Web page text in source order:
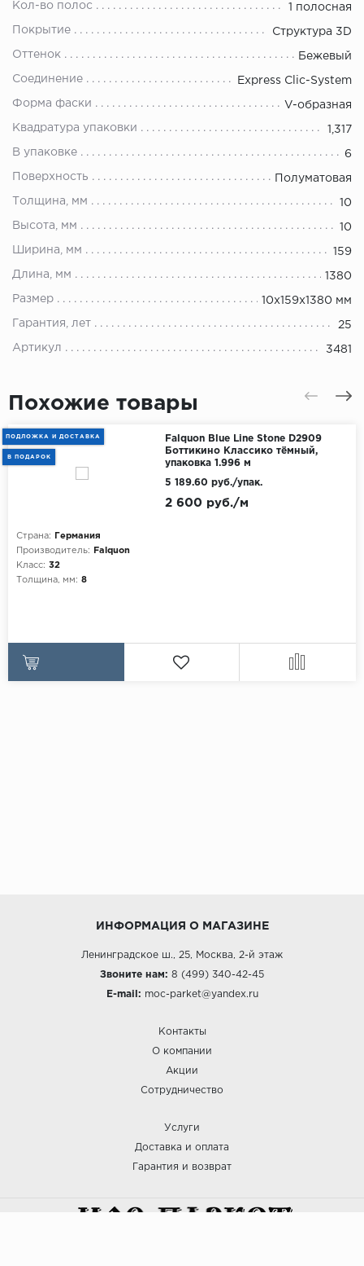
Кол-во полос 1 полосная
Покрытие Структура 3D
Оттенок Бежевый
Соединение Express Clic-System
Форма фаски V-образная
Квадратура упаковки 1,317
В упаковке 6
Поверхность Полуматовая
Толщина, мм 10
Высота, мм 10
Ширина, мм 159
Длина, мм 1380
Размер 10х159х1380 мм
Гарантия, лет 25
Артикул 3481
Похожие товары
ПОДЛОЖКА И ДОСТАВКА
В ПОДАРОК
Falquon Blue Line Stone D2909
Боттикино Классико тёмный,
упаковка 1.996 м
Страна:
Германия
Производитель:
Falquon
Класс: 32
Толщина, мм: 8
2 600 руб./м
5 189.60 руб./упак.
ИНФОРМАЦИЯ О МАГАЗИНЕ
Ленинградское ш., 25, Москва, 2-й этаж
Звоните нам: 8 (499) 340-42-45
E-mail: moc-parket@yandex.ru
Контакты
О компании
Акции
Сотрудничество
Услуги
Доставка и оплата
Гарантия и возврат